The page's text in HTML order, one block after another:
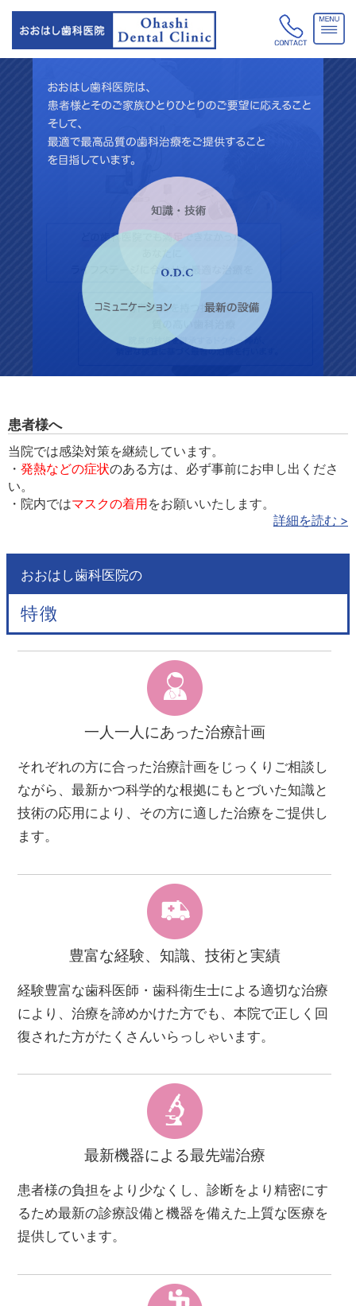
患者様へ
当院では感染対策を継続しています。
・ 発熱などの症状のある方は、必ず事前にお申し出くださ
い。
・院内ではマスクの着用をお願いいたします。
詳細を読む >
おおはし歯科医院の
特徴
一人一人にあった治療計画
それぞれの方に合った治療計画をじっくりご相談し
ながら、最新かつ科学的な根拠にもとづいた知識と
技術の応用により、その方に適した治療をご提供し
ます。
豊富な経験、知識、技術と実績
経験豊富な歯科医師・歯科衛生士による適切な治療
により、治療を諦めかけた方でも、本院で正しく回
復された方がたくさんいらっしゃいます。
最新機器による最先端治療
患者様の負担をより少なくし、診断をより精密にす
るため最新の診療設備と機器を備えた上質な医療を
提供しています。